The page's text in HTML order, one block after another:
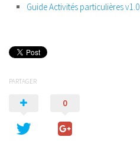
Guide Activités particulières v1.0
PARTAGER
0